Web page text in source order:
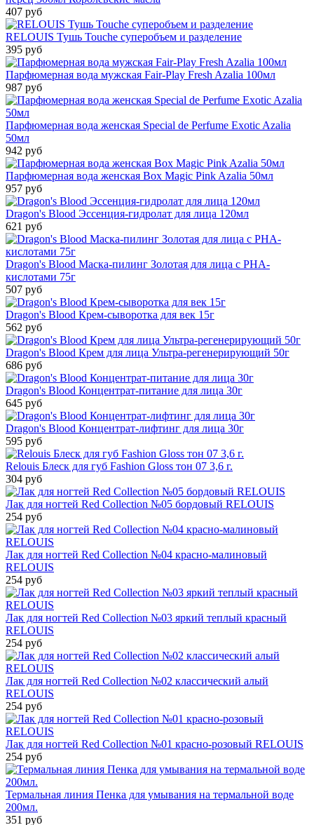
407 руб
RELOUIS Тушь Touche суперобъем и разделение
395 руб
Парфюмерная вода мужская Fair-Play Fresh Azalia 100мл
987 руб
Парфюмерная вода женская Special de Perfume Exotic Azalia
50мл
942 руб
Парфюмерная вода женская Box Magic Pink Azalia 50мл
957 руб
Dragon's Blood Эссенция-гидролат для лица 120мл
621 руб
Dragon's Blood Маска-пилинг Золотая для лица с РНА-
кислотами 75г
507 руб
Dragon's Blood Крем-сыворотка для век 15г
562 руб
Dragon's Blood Крем для лица Ультра-регенерирующий 50г
686 руб
Dragon's Blood Концентрат-питание для лица 30г
645 руб
Dragon's Blood Концентрат-лифтинг для лица 30г
595 руб
Relouis Блеск для губ Fashion Gloss тон 07 3,6 г.
304 руб
Лак для ногтей Red Collection №05 бордовый RELOUIS
254 руб
Лак для ногтей Red Collection №04 красно-малиновый
RELOUIS
254 руб
Лак для ногтей Red Collection №03 яркий теплый красный
RELOUIS
254 руб
Лак для ногтей Red Collection №02 классический алый
RELOUIS
254 руб
Лак для ногтей Red Collection №01 красно-розовый RELOUIS
254 руб
Термальная линия Пенка для умывания на термальной воде
200мл.
351 руб